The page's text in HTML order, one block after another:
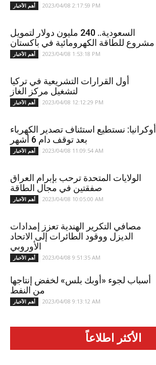
أهم الأخبار 2023/04/08 2:17:59 PM
السعودية.. 240 مليون دولار لتمويل
مشروع للطاقة الكهرومائية في باكستان
أهم الأخبار 2023/04/08 1:53:18 PM
أول القرارات التشريعية في تركيا
لتشغيل مركز الغاز
أهم الأخبار 2023/04/08 12:12:29 PM
أوكرانيا: نستطيع استئناف تصدير الكهرباء
بعد توقف دام 6 أشهر
أهم الأخبار 2023/04/08 11:09:54 AM
الولايات المتحدة ترحب بإبرام العراق
صفقتين في مجال الطاقة
أهم الأخبار 2023/04/08 10:05:00 AM
مصافي التكرير الهندية تعزز إمدادات
الديزل ووقود الطائرات إلى الاتحاد
الأوروبي
أهم الأخبار 2023/04/08 9:51:35 AM
أسباب لجوء «أوبك بلس» لخفض إنتاجها
من النفط
أهم الأخبار 2023/04/08 9:13:12 AM
الأكثر اطلاعاً